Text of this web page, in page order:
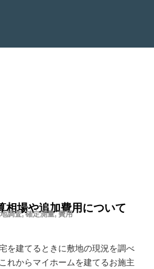
場や追加費用について
調査,確定測量,費用
を建てるときに敷地の現況を調べ
れからマイホームを建てるお施主